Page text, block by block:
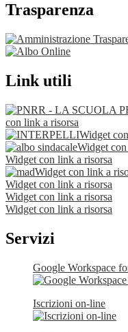
Trasparenza
Link utili
con link a risorsa
Widget
Widget
Widget con link a risorsa
Widget con link a
Widget con link a risorsa
Widget con link a risorsa
Widget con link a risorsa
Servizi
Google Workspace
Iscrizioni on-line